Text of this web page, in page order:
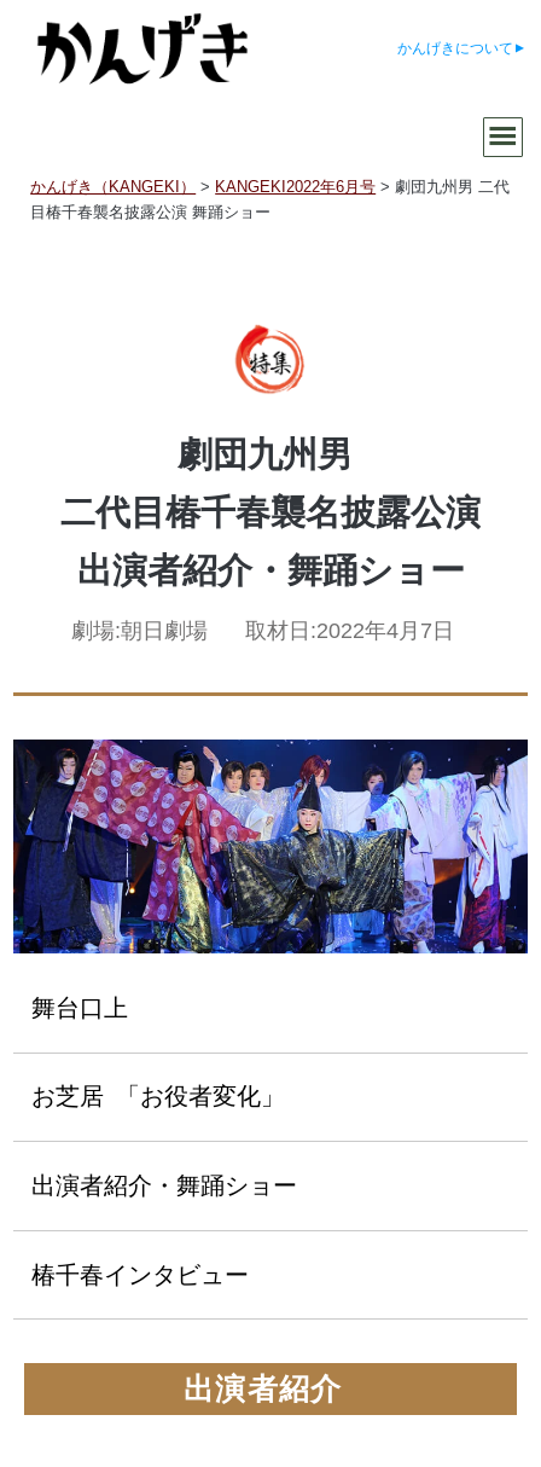
かんげきについて
かんげき（KANGEKI） > KANGEKI2022年6月号 >劇団九州男 二代
目椿千春襲名披露公演 舞踊ショー
劇団九州男
二代目椿千春襲名披露公演
出演者紹介・舞踊ショー
劇場:朝日劇場 取材日:2022年4月7日
舞台口上
お芝居 「お役者変化」
出演者紹介・舞踊ショー
椿千春インタビュー
出演者紹介